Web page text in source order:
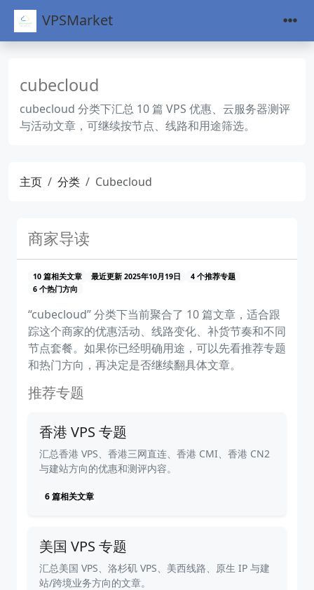
VPSMarket
cubecloud
cubecloud 分类下汇总 10 篇 VPS 优惠、云服务器测评
与活动文章，可继续按节点、线路和用途筛选。
主页 分类 Cubecloud
商家导读
10 篇相关文章 最近更新 2025年10月19日
4 个推荐专题
6 个热门方向
“cubecloud” 分类下当前聚合了 10 篇文章，适合跟
踪这个商家的优惠活动、线路变化、补货节奏和不同
节点套餐。如果你已经明确用途，可以先看推荐专题
和热门方向，再决定是否继续翻具体文章。
推荐专题
香港 VPS 专题
汇总香港 VPS、香港三网直连、香港 CMI、香港 CN2
与建站方向的优惠和测评内容。
6 篇相关文章
美国 VPS 专题
汇总美国 VPS、洛杉矶 VPS、美西线路、原生 IP 与建
站/跨境业务方向的文章。